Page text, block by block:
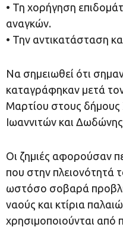
• Τη χορήγηση
αναγκών.
• Την αντικατάσταση
Να σημειωθεί ότι
καταγράφηκαν μετά
Μαρτίου στους δήμους
Ιωαννιτών και
Οι ζημιές αφορούσαν
που στην πλειονότητά
ωστόσο σοβαρά
ναούς και κτίρια
χρησιμοποιούνται από